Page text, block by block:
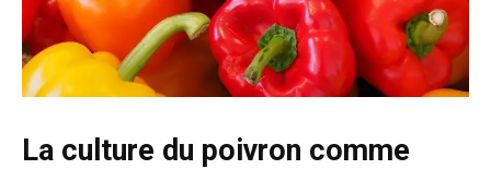
La culture du poivron comme